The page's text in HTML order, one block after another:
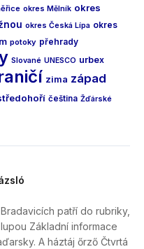
okres Mělník okres
okres Česká Lípa okres
potoky přehrady
Slované UNESCO urbex
zima západ
čeština Žďárské
patří do rubriky,
Základní informace
A háztáj őrző Čtvrtá